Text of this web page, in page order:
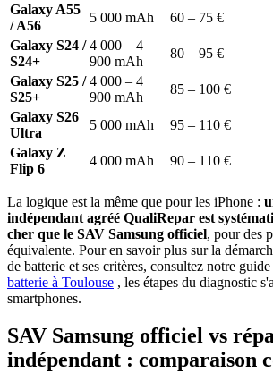
Galaxy A55
/ A56
5 000 mAh 60 – 75 €
Galaxy S24 /
S24+
4 000 – 4
900 mAh
80 – 95 €
Galaxy S25 /
S25+
4 000 – 4
900 mAh
85 – 100 €
Galaxy S26
Ultra
5 000 mAh 95 – 110 €
Galaxy Z
Flip 6
4 000 mAh 90 – 110 €
La logique est la même que pour les iPhone :
indépendant agréé QualiRepar est
cher que le SAV Samsung officiel, pour des
équivalente. Pour en savoir plus sur la
de batterie et ses critères, consultez notre guide
batterie à Toulouse , les étapes du diagnostic
smartphones.
SAV Samsung officiel vs
indépendant : comparaison